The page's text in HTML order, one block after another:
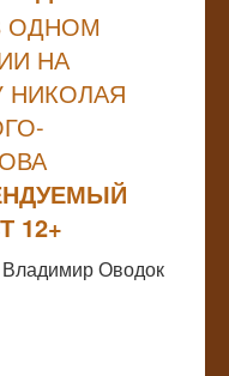
ОДНОМ
НА
НИКОЛАЯ
12+
Оводок